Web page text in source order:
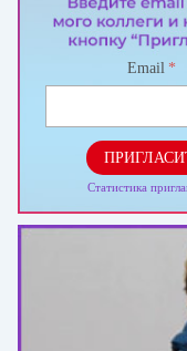
Email *
Статистика